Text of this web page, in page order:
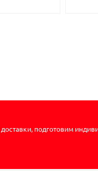
подготовим